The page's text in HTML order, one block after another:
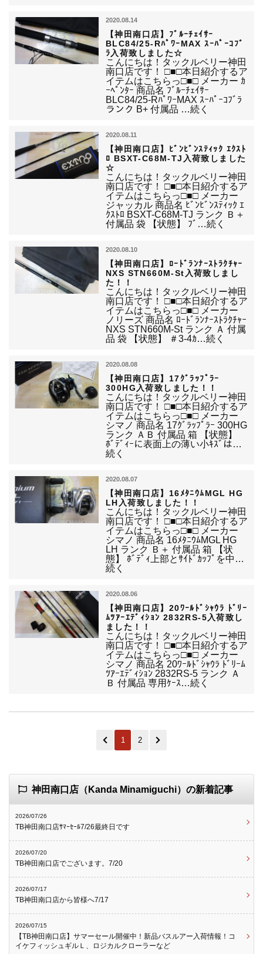
2020.08.14
【神田南口店】ﾌﾞﾙｰﾁｪｲｻｰ
BLC84/25-RﾊﾟﾜｰMAX ｽｰﾊﾟｰｺﾌﾞ
ﾗ入荷致しました☆
こんにちは！タックルベリー神田
南口店です！ □■□本日紹介するア
イテムはこちらっ□■□ メーカー ｶ
ｰﾍﾟﾝﾀｰ 商品名 ﾌﾞﾙｰﾁｪｲｻｰ
BLC84/25-RﾊﾟﾜｰMAX ｽｰﾊﾟｰｺﾌﾞﾗ
ランク B+ 付属品 …続く
2020.08.11
【神田南口店】ﾋﾞﾝﾋﾞﾝｽﾃｨｯｸ ｴｸｽﾄ
ﾛ BSXT-C68M-TJ入荷致しました
☆
こんにちは！タックルベリー神田
南口店です！ □■□本日紹介するア
イテムはこちらっ□■□ メーカー
ジャッカル 商品名 ﾋﾞﾝﾋﾞﾝｽﾃｨｯｸ ｴ
ｸｽﾄﾛ BSXT-C68M-TJ ランク Ｂ＋
付属品 袋 【状態】 ﾌﾞ…続く
2020.08.10
【神田南口店】ﾛｰﾄﾞﾗﾝﾅｰｽﾄﾗｸﾁｬｰ
NXS STN660M-St入荷致しまし
た！！
こんにちは！タックルベリー神田
南口店です！ □■□本日紹介するア
イテムはこちらっ□■□ メーカー
ノリーズ 商品名 ﾛｰﾄﾞﾗﾝﾅｰｽﾄﾗｸﾁｬｰ
NXS STN660M-St ランク Ａ 付属
品 袋 【状態】 ＃3-4ｶ…続く
2020.08.08
【神田南口店】17ｸﾞﾗｯﾌﾟﾗｰ
300HG入荷致しました！！
こんにちは！タックルベリー神田
南口店です！ □■□本日紹介するア
イテムはこちらっ□■□ メーカー
シマノ 商品名 17ｸﾞﾗｯﾌﾟﾗｰ 300HG
ランク ＡＢ 付属品 箱 【状態】
ﾎﾞﾃﾞｨｰに表面上の薄い小ｷｽﾞは…
続く
2020.08.07
【神田南口店】16ﾒﾀﾆｳﾑMGL HG
LH入荷致しました！！
こんにちは！タックルベリー神田
南口店です！ □■□本日紹介するア
イテムはこちらっ□■□ メーカー
シマノ 商品名 16ﾒﾀﾆｳﾑMGL HG
LH ランク Ｂ＋ 付属品 箱 【状
態】 ﾎﾞﾃﾞｨ上部とｻｲﾄﾞｶｯﾌﾟを中…
続く
2020.08.06
【神田南口店】20ﾜｰﾙﾄﾞｼｬｳﾗ ﾄﾞﾘｰ
ﾑﾂｱｰｴﾃﾞｨｼｮﾝ 2832RS-5入荷致し
ました！！
こんにちは！タックルベリー神田
南口店です！ □■□本日紹介するア
イテムはこちらっ□■□ メーカー
シマノ 商品名 20ﾜｰﾙﾄﾞｼｬｳﾗ ﾄﾞﾘｰﾑ
ﾂｱｰｴﾃﾞｨｼｮﾝ 2832RS-5 ランク Ａ
Ｂ 付属品 専用ｹｰｽ…続く
1 2
神田南口店（Kanda Minamiguchi）の新着記事
2026/07/26
TB神田南口店ｻﾏｰｾｰﾙ7/26最終日です
2026/07/20
TB神田南口店でございます。7/20
2026/07/17
TB神田南口店から皆様へ7/17
2026/07/15
【TB神田南口店】サマーセール開催中！新品バスルアー入荷情報！コ
イケフィッシュギルＬ、ロジカルクローラーなど